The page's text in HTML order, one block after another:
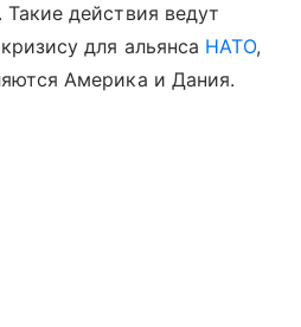
действия ведут
для альянса НАТО,
Америка и Дания.